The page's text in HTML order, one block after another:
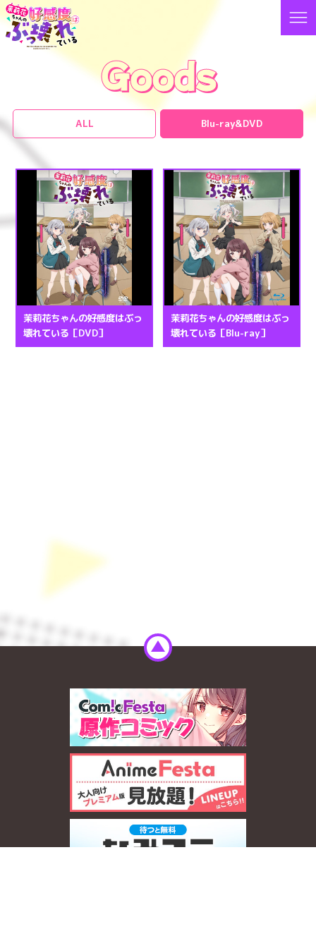
Goods
ALL Blu-ray&DVD
茉莉花ちゃんの好感度はぶっ
壊れている［DVD］
茉莉花ちゃんの好感度はぶっ
壊れている［Blu-ray］